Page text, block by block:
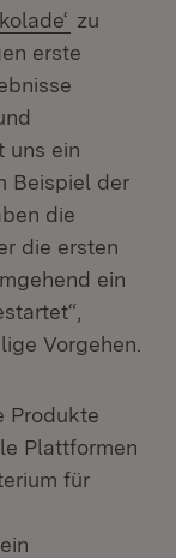
zu
erste
uns ein
Beispiel der
die
die ersten
ein
Vorgehen.
Produkte
Plattformen
für